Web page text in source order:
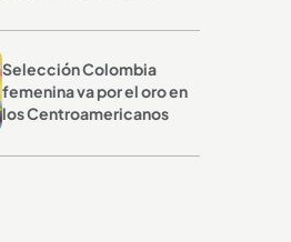
Selección Colombia
femenina va por el oro en
los Centroamericanos